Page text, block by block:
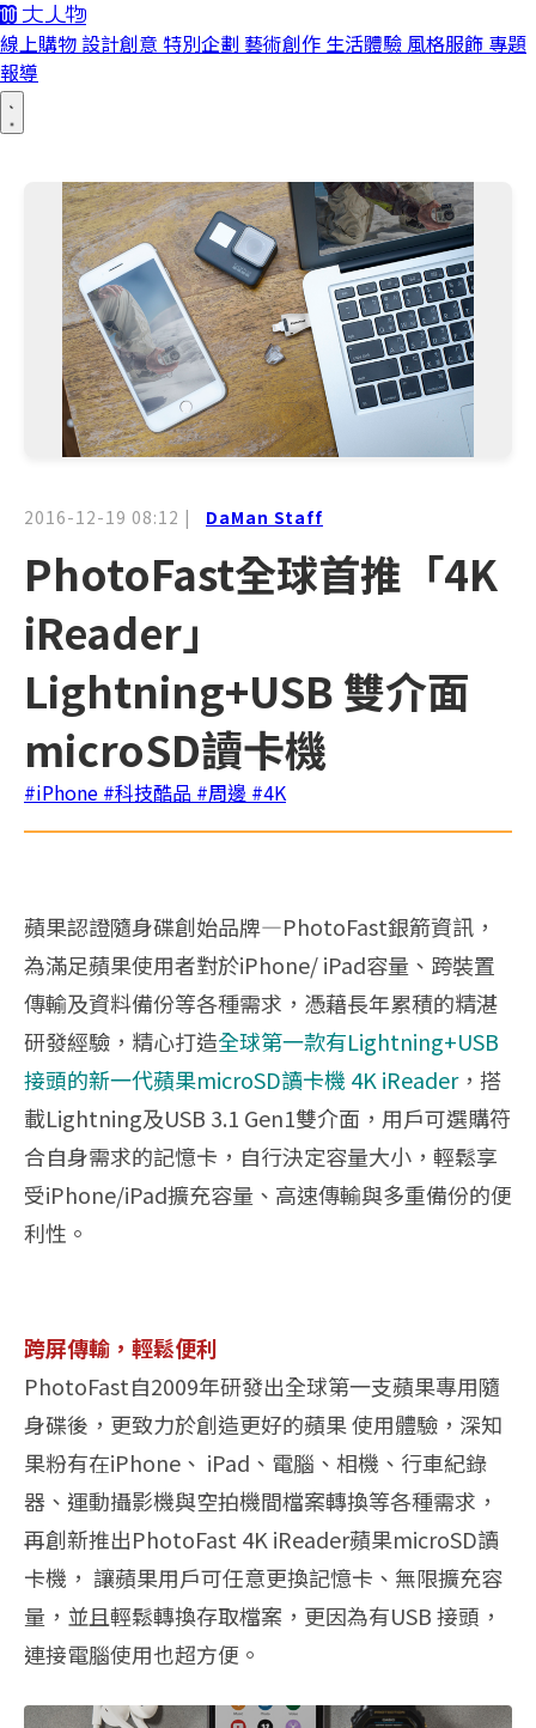
線上購物 設計創意 特別企劃 藝術創作 生活體驗 風格服飾 專題
報導
2016-12-19 08:12 | DaMan Staff
PhotoFast全球首推「4K
iReader」
Lightning+USB 雙介面
microSD讀卡機
#iPhone #科技酷品 #周邊 #4K
蘋果認證隨身碟創始品牌—PhotoFast銀箭資訊，
為滿足蘋果使用者對於iPhone/ iPad容量、跨裝置
傳輸及資料備份等各種需求，憑藉長年累積的精湛
研發經驗，精心打造全球第一款有Lightning+USB
接頭的新一代蘋果microSD讀卡機 4K iReader，搭
載Lightning及USB 3.1 Gen1雙介面，用戶可選購符
合自身需求的記憶卡，自行決定容量大小，輕鬆享
受iPhone/iPad擴充容量、高速傳輸與多重備份的便
利性。
跨屏傳輸，輕鬆便利
PhotoFast自2009年研發出全球第一支蘋果專用隨
身碟後，更致力於創造更好的蘋果 使用體驗，深知
果粉有在iPhone、 iPad、電腦、相機、行車紀錄
器、運動攝影機與空拍機間檔案轉換等各種需求，
再創新推出PhotoFast 4K iReader蘋果microSD讀
卡機， 讓蘋果用戶可任意更換記憶卡、無限擴充容
量，並且輕鬆轉換存取檔案，更因為有USB 接頭，
連接電腦使用也超方便。